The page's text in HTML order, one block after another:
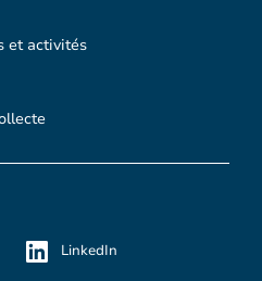
et activités
LinkedIn